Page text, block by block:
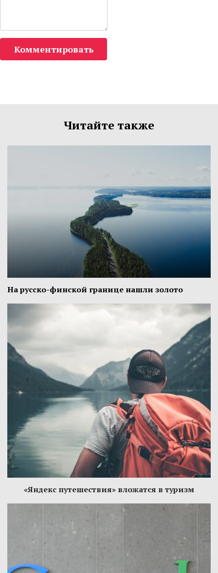
Комментировать
Читайте также
На русско-финской границе нашли золото
«Яндекс путешествия» вложатся в туризм